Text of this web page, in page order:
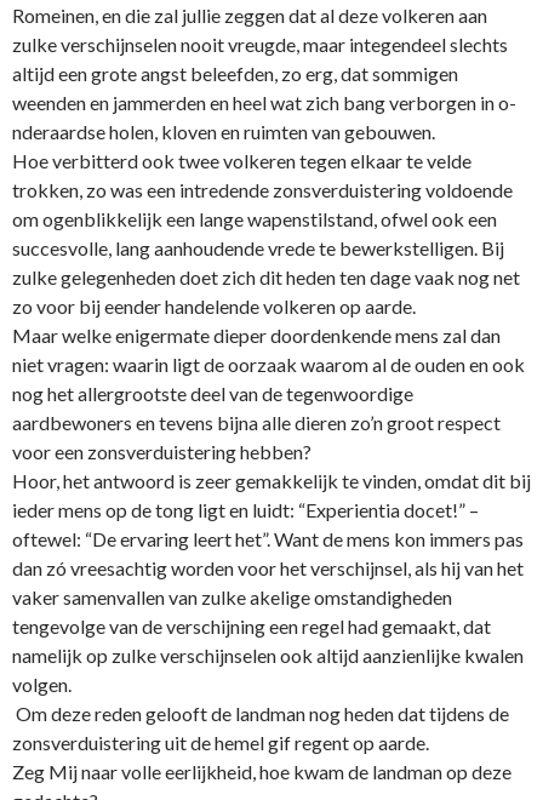
Romeinen, en die zal jullie zeggen dat al deze volkeren aan
zulke verschijnselen nooit vreugde, maar integendeel slechts
altijd een grote angst beleefden, zo erg, dat sommigen
weenden en jammerden en heel wat zich bang verborgen in o­
nderaardse holen, kloven en ruimten van gebouwen.
Hoe verbitterd ook twee volkeren tegen elkaar te velde
trokken, zo was een intredende zonsverduistering voldoende
om ogenblikkelijk een lange wapenstilstand, ofwel ook een
succesvolle, lang aanhoudende vrede te bewerkstelligen. Bij
zulke gelegenheden doet zich dit heden ten dage vaak nog net
zo voor bij eender handelende volkeren op aarde.
Maar welke enigermate dieper doordenkende mens zal dan
niet vragen: waarin ligt de oorzaak waarom al de ouden en ook
nog het allergrootste deel van de tegenwoordige
aardbewoners en tevens bijna alle dieren zo’n groot respect
voor een zonsverduistering hebben?
Hoor, het antwoord is zeer gemakkelijk te vinden, omdat dit bij
ieder mens op de tong ligt en luidt: “Experientia docet!” –
oftewel: “De ervaring leert het”. Want de mens kon immers pas
dan zó vreesachtig worden voor het verschijnsel, als hij van het
vaker samenvallen van zulke akelige omstandigheden
tengevolge van de verschijning een regel had gemaakt, dat
namelijk op zulke verschijnselen ook altijd aanzienlijke kwalen
volgen.
Om deze reden gelooft de landman nog heden dat tijdens de
zonsverduistering uit de hemel gif regent op aarde.
Zeg Mij naar volle eerlijkheid, hoe kwam de landman op deze